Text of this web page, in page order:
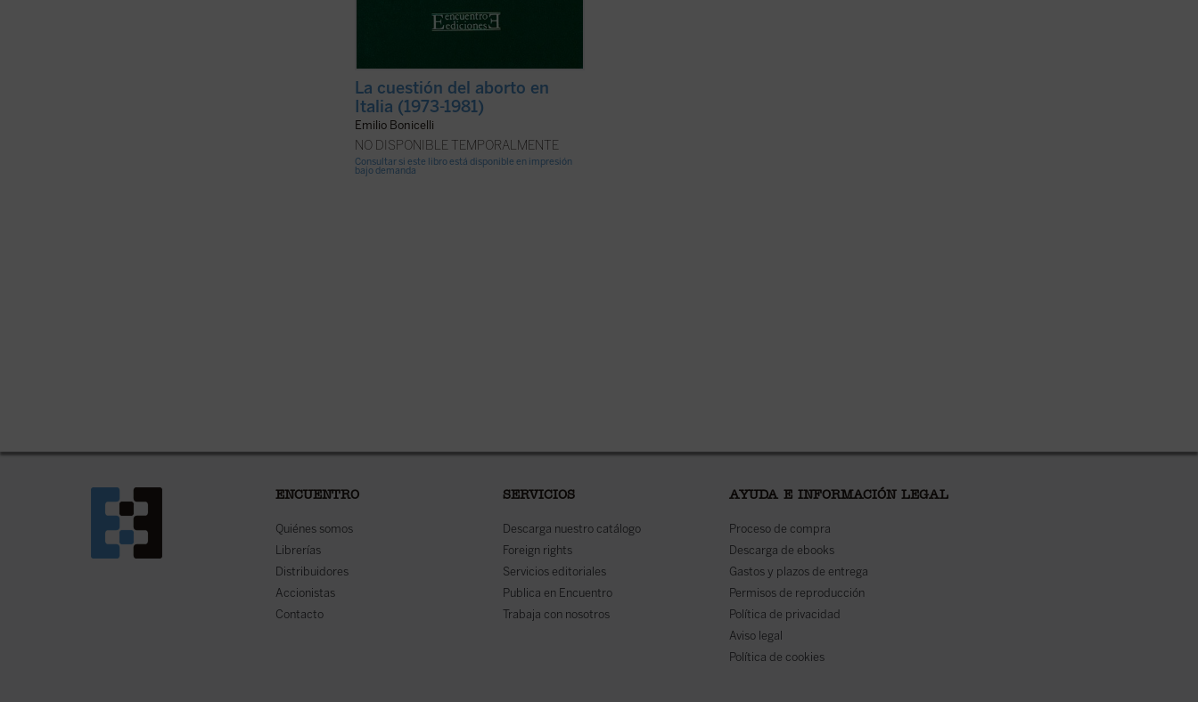
La cuestión del aborto en
Italia (1973-1981)
Emilio Bonicelli
NO DISPONIBLE TEMPORALMENTE
Consultar si este libro está disponible en impresión
bajo demanda
ENCUENTRO
Quiénes somos
Librerías
Distribuidores
Accionistas
Contacto
SERVICIOS
Descarga nuestro catálogo
Foreign rights
Servicios editoriales
Publica en Encuentro
Trabaja con nosotros
AYUDA E INFORMACIÓN LEGAL
Proceso de compra
Descarga de ebooks
Gastos y plazos de entrega
Permisos de reproducción
Política de privacidad
Aviso legal
Política de cookies